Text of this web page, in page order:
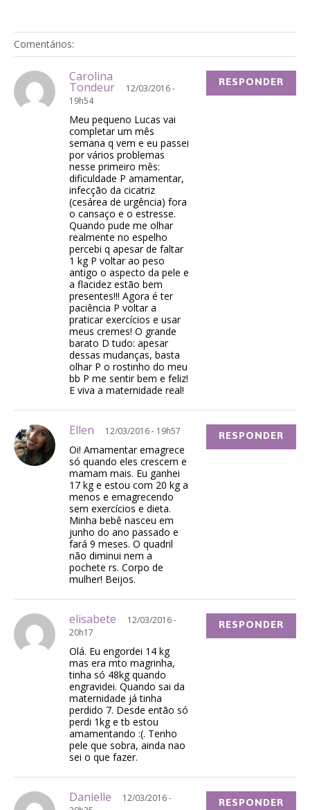
Comentários:
Carolina
Tondeur
12/03/2016 -
19h54
Meu pequeno Lucas vai
completar um mês
semana q vem e eu passei
por vários problemas
nesse primeiro mês:
dificuldade P amamentar,
infecção da cicatriz
(cesárea de urgência) fora
o cansaço e o estresse.
Quando pude me olhar
realmente no espelho
percebi q apesar de faltar
1 kg P voltar ao peso
antigo o aspecto da pele e
a flacidez estão bem
presentes!!! Agora é ter
paciência P voltar a
praticar exercícios e usar
meus cremes! O grande
barato D tudo: apesar
dessas mudanças, basta
olhar P o rostinho do meu
bb P me sentir bem e feliz!
E viva a maternidade real!
RESPONDER
Ellen 12/03/2016 - 19h57
Oi! Amamentar emagrece
só quando eles crescem e
mamam mais. Eu ganhei
17 kg e estou com 20 kg a
menos e emagrecendo
sem exercícios e dieta.
Minha bebê nasceu em
junho do ano passado e
fará 9 meses. O quadril
não diminui nem a
pochete rs. Corpo de
mulher! Beijos.
RESPONDER
elisabete
12/03/2016 -
20h17
Olá. Eu engordei 14 kg
mas era mto magrinha,
tinha só 48kg quando
engravidei. Quando sai da
maternidade já tinha
perdido 7. Desde então só
perdi 1kg e tb estou
amamentando :(. Tenho
pele que sobra, ainda nao
sei o que fazer.
RESPONDER
Danielle
12/03/2016 -
RESPONDER